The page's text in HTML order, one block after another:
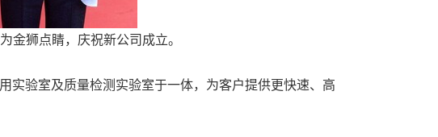
金狮点睛，庆祝新公司成立。
实验室及质量检测实验室于一体，为客户提供更快速、高